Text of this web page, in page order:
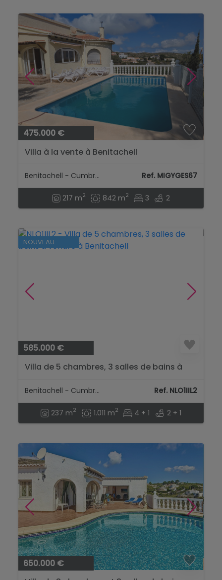
475.000 €
Villa à la vente à Benitachell
Benitachell - Cumbre Del Sol Ref. MIGYGES67
217 m2 842 m2 3 2
NOUVEAU
585.000 €
Villa de 5 chambres, 3 salles de bains à
Benitachell - Cumbre Del Sol Ref. NLO1IIL2
237 m2 1.011 m2 4 + 1 2 + 1
650.000 €